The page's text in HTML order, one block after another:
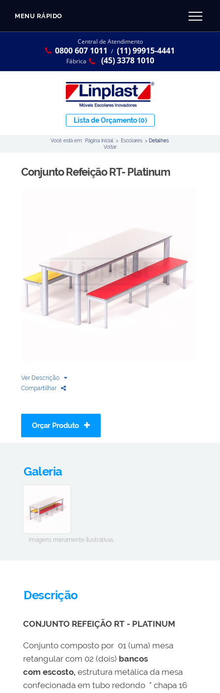
MENU RÁPIDO
Central de Atendimento
0800 607 1011 / (11) 99915-4441
Fábrica (45) 3378 1010
Lista de Orçamento(0)
Você está em: Página Inicial > Escolares >Detalhes
Voltar
Conjunto Refeição RT- Platinum
Ver Descrição
Compartilhar
Orçar Produto
Galeria
Imagens meramente ilustrativas.
Descrição
CONJUNTO REFEIÇÃO RT - PLATINUM
Conjunto composto por 01 (uma) mesa
retangular com 02 (dois) bancos
com escosto, estrutura metálica da mesa
confecionada em tubo redondo " chapa 16
Linha Resina Plástica
Ambiente Maker
Longarinas
Quadro Branco
Linha Wood Prime
Cadeira especial
CATÁLOGO LINPLAST 2025
SOBRE A EMPRESA